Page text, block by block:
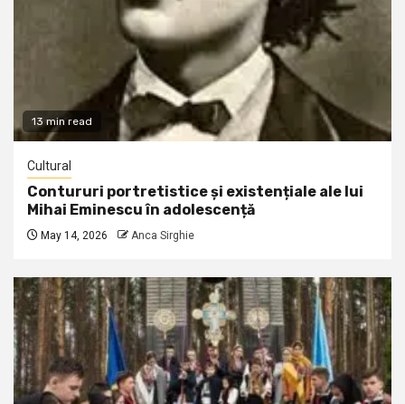
13 min read
Cultural
Contururi portretistice și existențiale ale lui
Mihai Eminescu în adolescență
May 14, 2026 Anca Sirghie